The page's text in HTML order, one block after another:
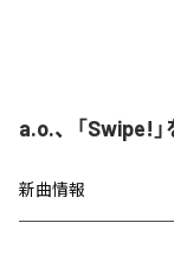
a.o.、「Swipe!
新曲情報